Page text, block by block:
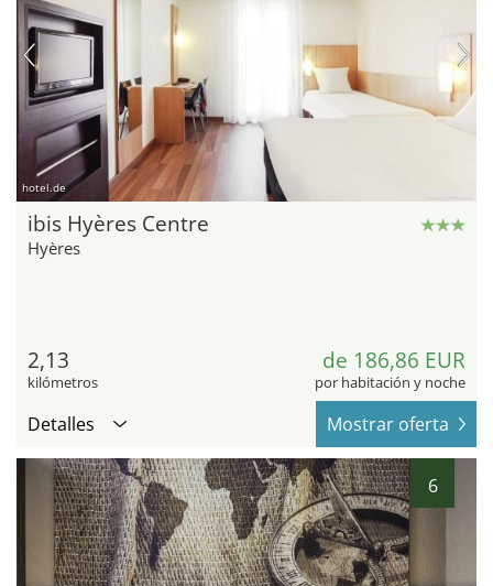
hotel.de
ibis Hyères Centre
Hyères
2,13
kilómetros
de 186,86 EUR
por habitación y noche
Detalles Mostrar oferta
6